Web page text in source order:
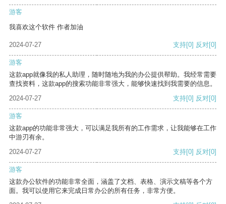
游客
我喜欢这个软件 作者加油
2024-07-27 支持[0] 反对[0]
游客
这款app就像我的私人助理，随时随地为我的办公提供帮助。我经常需要
查找资料，这款app的搜索功能非常强大，能够快速找到我需要的信息。
2024-07-27
支持[0] 反对[0]
游客
这款app的功能非常强大，可以满足我所有的工作需求，让我能够在工作
中游刃有余。
2024-07-27
支持[0] 反对[0]
游客
这款办公软件的功能非常全面，涵盖了文档、表格、演示文稿等各个方
面。我可以使用它来完成日常办公的所有任务，非常方便。